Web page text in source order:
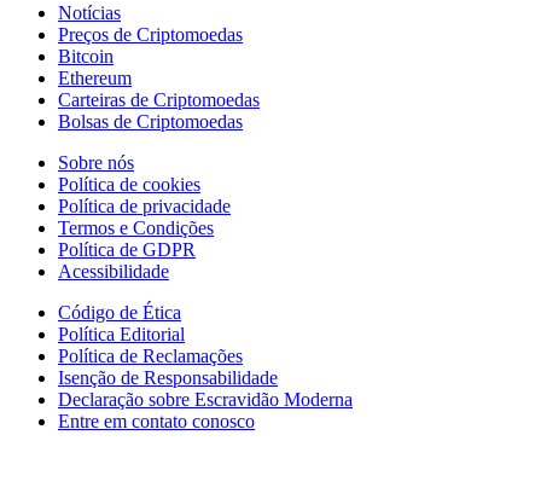
Notícias
Preços de Criptomoedas
Bitcoin
Ethereum
Carteiras de Criptomoedas
Bolsas de Criptomoedas
Sobre nós
Política de cookies
Política de privacidade
Termos e Condições
Política de GDPR
Acessibilidade
Código de Ética
Política Editorial
Política de Reclamações
Isenção de Responsabilidade
Declaração sobre Escravidão Moderna
Entre em contato conosco